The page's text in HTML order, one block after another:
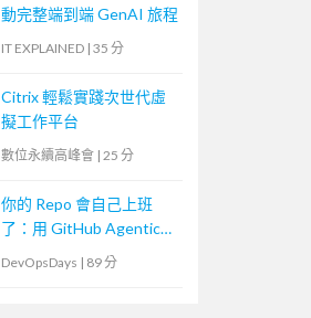
動完整端到端 GenAI 旅程
IT EXPLAINED | 35 分
Citrix 輕鬆實踐次世代虛
擬工作平台
數位永續高峰會 | 25 分
你的 Repo 會自己上班
了：用 GitHub Agentic
Workflows 打造
DevOpsDays | 89 分